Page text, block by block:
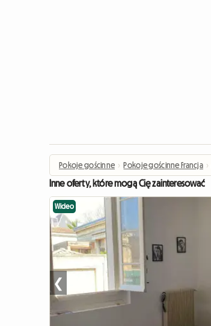
Pokoje gościnne › Pokoje gościnne Francja ›
Inne oferty, które mogą Cię zainteresować
Wideo
❮